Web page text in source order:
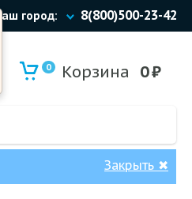
Ваш город: 8(800)500-23-42
0 Корзина 0₽
Закрыть ✖